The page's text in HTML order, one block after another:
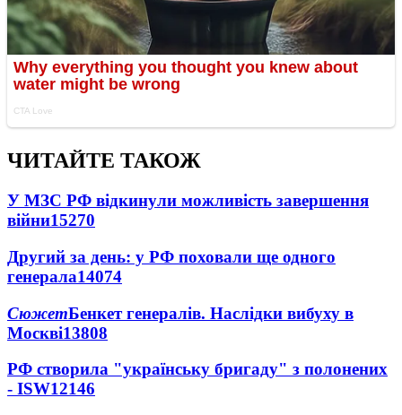
ЧИТАЙТЕ ТАКОЖ
У МЗС РФ відкинули можливість завершення
війни15270
Другий за день: у РФ поховали ще одного
генерала14074
СюжетБенкет генералів. Наслідки вибуху в
Москві13808
РФ створила "українську бригаду" з полонених
- ISW12146